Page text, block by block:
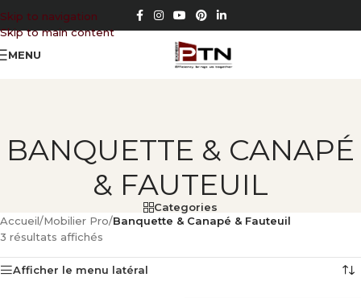
Skip to navigation
Skip to main content
MENU
BANQUETTE & CANAPÉ
& FAUTEUIL
Categories
Accueil/Mobilier Pro/Banquette & Canapé & Fauteuil
3 résultats affichés
Afficher le menu latéral